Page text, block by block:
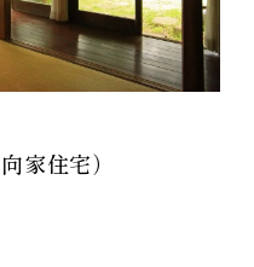
家住宅）